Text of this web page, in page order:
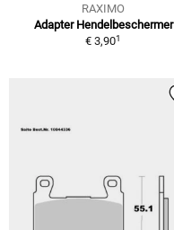
RAXIMO
Adapter Hendelbeschermer
€ 3,901